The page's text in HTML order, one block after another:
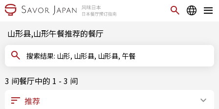
山形县,山形午餐推荐的餐厅
搜索结果: 山形, 山形县, 山形县, 午餐
3 间餐厅中的 1 - 3 间